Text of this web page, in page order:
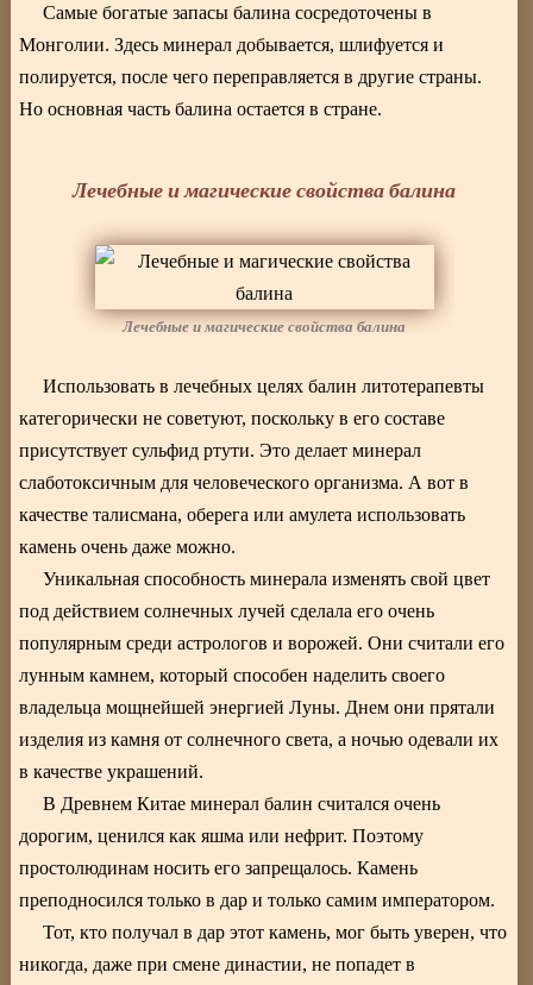
Самые богатые запасы балина сосредоточены в
Монголии. Здесь минерал добывается, шлифуется и
полируется, после чего переправляется в другие страны.
Но основная часть балина остается в стране.
Лечебные и магические свойства балина
Лечебные и магические свойства балина
Использовать в лечебных целях балин литотерапевты
категорически не советуют, поскольку в его составе
присутствует сульфид ртути. Это делает минерал
слаботоксичным для человеческого организма. А вот в
качестве талисмана, оберега или амулета использовать
камень очень даже можно.
Уникальная способность минерала изменять свой цвет
под действием солнечных лучей сделала его очень
популярным среди астрологов и ворожей. Они считали его
лунным камнем, который способен наделить своего
владельца мощнейшей энергией Луны. Днем они прятали
изделия из камня от солнечного света, а ночью одевали их
в качестве украшений.
В Древнем Китае минерал балин считался очень
дорогим, ценился как яшма или нефрит. Поэтому
простолюдинам носить его запрещалось. Камень
преподносился только в дар и только самим императором.
Тот, кто получал в дар этот камень, мог быть уверен, что
никогда, даже при смене династии, не попадет в